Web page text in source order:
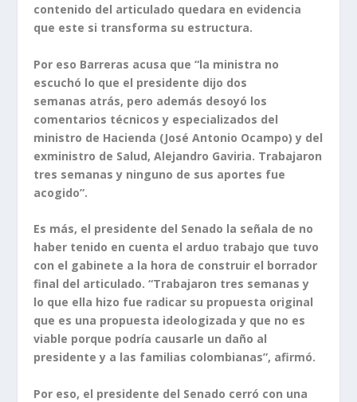
contenido del articulado quedara en evidencia
que este si transforma su estructura.
Por eso Barreras acusa que “la ministra no
escuchó lo que el presidente dijo dos
semanas atrás, pero además desoyó los
comentarios técnicos y especializados del
ministro de Hacienda (José Antonio Ocampo) y del
exministro de Salud, Alejandro Gaviria. Trabajaron
tres semanas y ninguno de sus aportes fue
acogido”.
Es más, el presidente del Senado la señala de no
haber tenido en cuenta el arduo trabajo que tuvo
con el gabinete a la hora de construir el borrador
final del articulado. “Trabajaron tres semanas y
lo que ella hizo fue radicar su propuesta original
que es una propuesta ideologizada y que no es
viable porque podría causarle un daño al
presidente y a las familias colombianas”, afirmó.
Por eso, el presidente del Senado cerró con una